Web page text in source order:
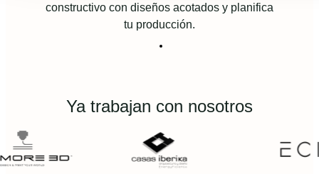
constructivo con diseños acotados y planifica
tu producción.
Ya trabajan con nosotros